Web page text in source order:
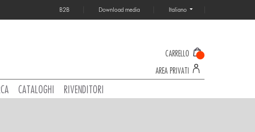
B2B Download media Italiano
CARRELLO
AREA PRIVATI
CATALOGHI RIVENDITORI